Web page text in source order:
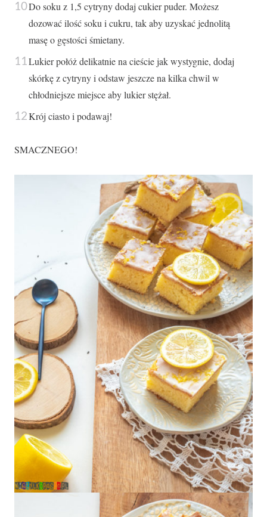
Do soku z 1,5 cytryny dodaj cukier puder. Możesz
dozować ilość soku i cukru, tak aby uzyskać jednolitą
masę o gęstości śmietany.
Lukier połóż delikatnie na cieście jak wystygnie, dodaj
skórkę z cytryny i odstaw jeszcze na kilka chwil w
chłodniejsze miejsce aby lukier stężał.
Krój ciasto i podawaj!
SMACZNEGO!